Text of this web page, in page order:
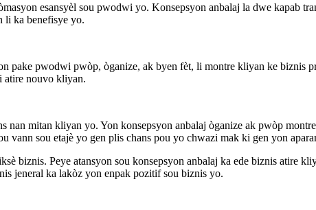
esansyèl sou pwodwi yo. Konsepsyon anbalaj la dwe kapab
li ka benefisye yo.
pake pwodwi pwòp, òganize, ak byen fèt, li montre kliyan ke biznis
atire nouvo kliyan.
nan mitan kliyan yo. Yon konsepsyon anbalaj òganize ak pwòp
vann sou etajè yo gen plis chans pou yo chwazi mak ki gen yon
biznis. Peye atansyon sou konsepsyon anbalaj ka ede biznis atire
jeneral ka lakòz yon enpak pozitif sou biznis yo.